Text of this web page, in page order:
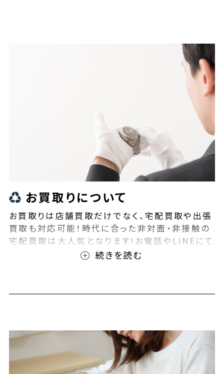
お買取りについて
お買取りは店舗買取だけでなく、宅配買取や出張
買取も対応可能！時代に合った非対面・非接触の
宅配買取は大人気となります!お電話やLINEにて
事前査定が可能となっております！また無料の宅